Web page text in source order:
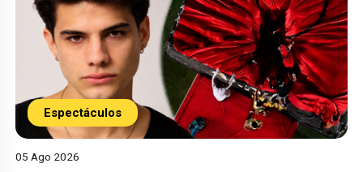
Espectáculos
05 Ago 2026